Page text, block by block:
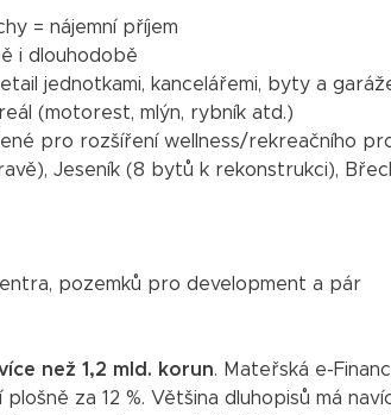
= nájemní příjem
i dlouhodobě
jednotkami, kancelářemi, byty a
(motorest, mlýn, rybník atd.)
pro rozšíření wellness/rekreačního
Jeseník (8 bytů k rekonstrukci),
pozemků pro development a pár
než 1,2 mld. korun. Mateřská e-
za 12 %. Většina dluhopisů má